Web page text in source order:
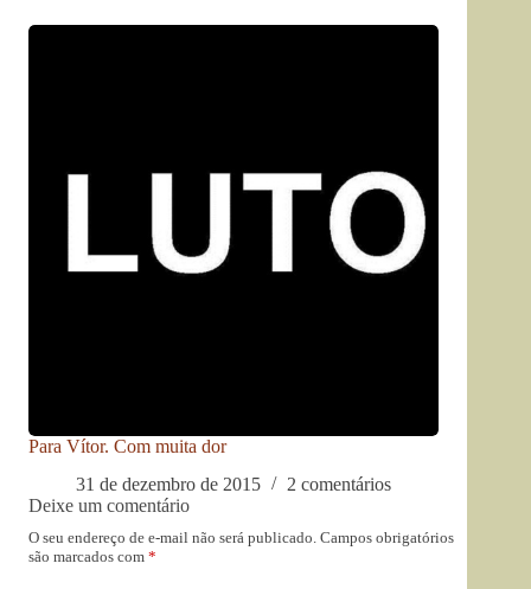
Para Vítor. Com muita dor
31 de dezembro de 2015
2 comentários
Deixe um comentário
O seu endereço de e-mail não será publicado. Campos obrigatórios
são marcados com *